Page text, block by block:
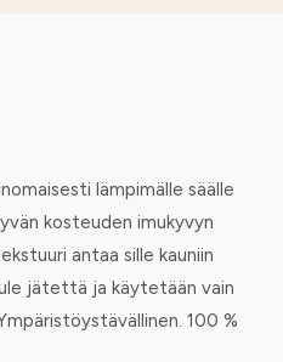
lämpimälle säälle
kosteuden imukyvyn
antaa sille kauniin
jätettä ja käytetään vain
100 %